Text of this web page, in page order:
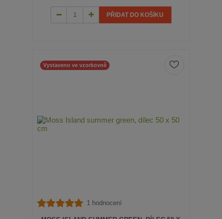
PŘIDAT DO KOŠÍKU
Vystaveno ve vzorkovně
1 hodnocení